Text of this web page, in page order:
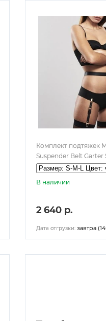
Комплект подтяжек
Suspender Belt Garter
В наличии
2 640 р.
Дата отгрузки: завтра